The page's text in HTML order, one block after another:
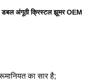
डबल अंगूठी क्रिस्टल झूमर OEM
का सार है;